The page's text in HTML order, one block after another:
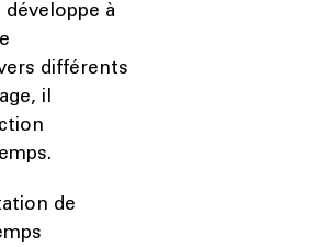
à
différents
il
de